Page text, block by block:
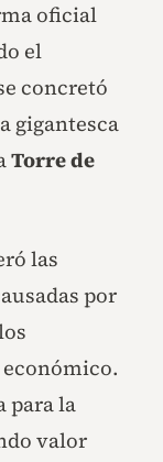
oficial
el
concretó
gigantesca
Torre de
las
por
para la
valor